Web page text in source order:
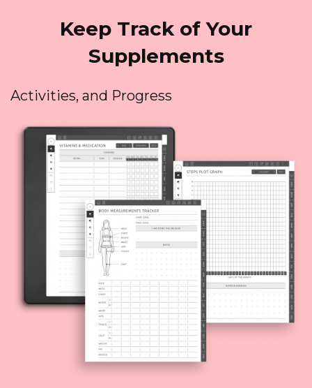
Keep Track of Your
Supplements
Activities, and Progress